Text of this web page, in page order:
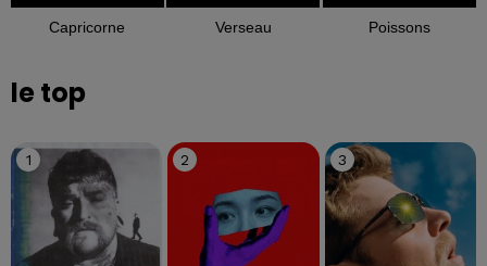
Capricorne Verseau Poissons
le top
1 2 3